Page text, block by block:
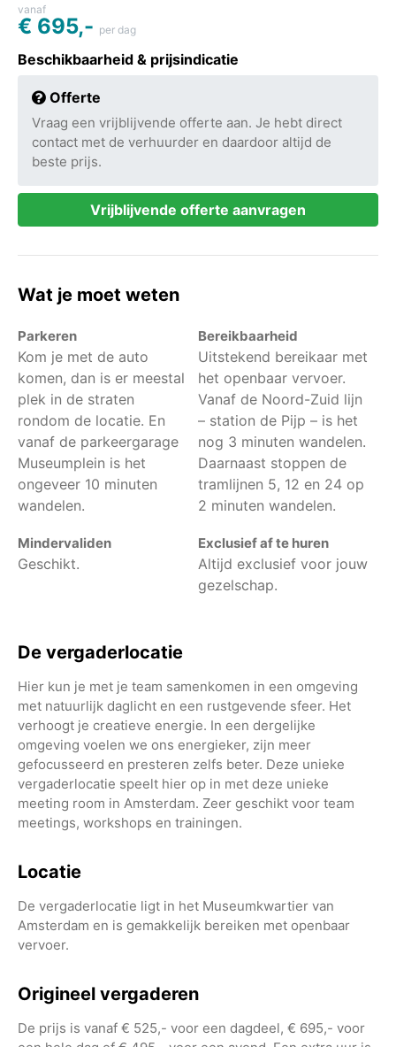
vanaf
€ 695,- per dag
Beschikbaarheid & prijsindicatie
Offerte
Vraag een vrijblijvende offerte aan. Je hebt direct
contact met de verhuurder en daardoor altijd de
beste prijs.
Vrijblijvende offerte aanvragen
Wat je moet weten
Parkeren
Kom je met de auto
komen, dan is er meestal
plek in de straten
rondom de locatie. En
vanaf de parkeergarage
Museumplein is het
ongeveer 10 minuten
wandelen.
Bereikbaarheid
Uitstekend bereikaar met
het openbaar vervoer.
Vanaf de Noord-Zuid lijn
– station de Pijp – is het
nog 3 minuten wandelen.
Daarnaast stoppen de
tramlijnen 5, 12 en 24 op
2 minuten wandelen.
Mindervaliden
Geschikt.
Exclusief af te huren
Altijd exclusief voor jouw
gezelschap.
De vergaderlocatie
Hier kun je met je team samenkomen in een omgeving
met natuurlijk daglicht en een rustgevende sfeer. Het
verhoogt je creatieve energie. In een dergelijke
omgeving voelen we ons energieker, zijn meer
gefocusseerd en presteren zelfs beter. Deze unieke
vergaderlocatie speelt hier op in met deze unieke
meeting room in Amsterdam. Zeer geschikt voor team
meetings, workshops en trainingen.
Locatie
De vergaderlocatie ligt in het Museumkwartier van
Amsterdam en is gemakkelijk bereiken met openbaar
vervoer.
Origineel vergaderen
De prijs is vanaf € 525,- voor een dagdeel, € 695,- voor